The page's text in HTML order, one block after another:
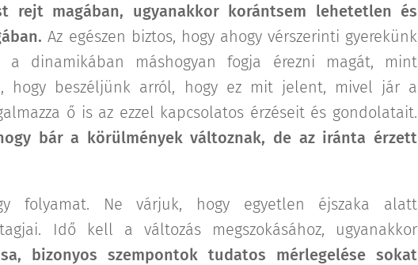
rejt magában, ugyanakkor korántsem lehetetlen és
Az egészen biztos, hogy ahogy vérszerinti gyerekünk
a dinamikában máshogyan fogja érezni magát, mint
hogy beszéljünk arról, hogy ez mit jelent, mivel jár a
ő is az ezzel kapcsolatos érzéseit és gondolatait.
bár a körülmények változnak, de az iránta érzett
folyamat. Ne várjuk, hogy egyetlen éjszaka alatt
Idő kell a változás megszokásához, ugyanakkor
bizonyos szempontok tudatos mérlegelése sokat